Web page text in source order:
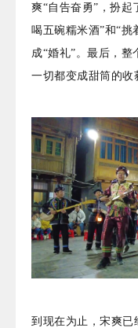
爽“自告奋勇”，扮起
喝五碗糯米酒”和“
成“婚礼”。最后，整
一切都变成甜筒的收
到现在为止，宋爽已